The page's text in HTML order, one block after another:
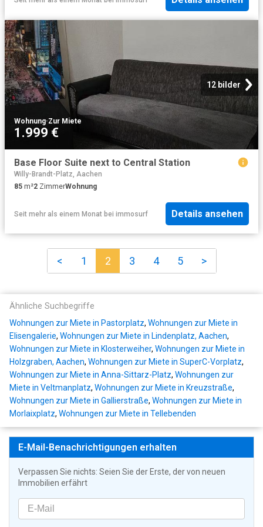
12 bilder
Wohnung·Zur Miete
1.999 €
Base Floor Suite next to Central Station
Willy-Brandt-Platz, Aachen
85 m²2 ZimmerWohnung
Seit mehr als einem Monat bei immosurf Details ansehen
< 1 2 3 4 5 >
Ähnliche Suchbegriffe
Wohnungen zur Miete in Pastorplatz, Wohnungen zur Miete in
Elisengalerie, Wohnungen zur Miete in Lindenplatz, Aachen,
Wohnungen zur Miete in Klosterweiher, Wohnungen zur Miete in
Holzgraben, Aachen, Wohnungen zur Miete in SuperC-Vorplatz,
Wohnungen zur Miete in Anna-Sittarz-Platz, Wohnungen zur
Miete in Veltmanplatz, Wohnungen zur Miete in Kreuzstraße,
Wohnungen zur Miete in Gallierstraße, Wohnungen zur Miete in
Morlaixplatz, Wohnungen zur Miete in Tellebenden
E-Mail-Benachrichtigungen erhalten
Verpassen Sie nichts: Seien Sie der Erste, der von neuen
Immobilien erfährt